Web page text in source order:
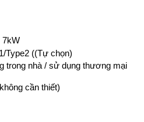
7kW
Type2 ((Tự chọn)
trong nhà / sử dụng thương mại
cần thiết)